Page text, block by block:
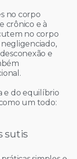
no corpo
crônico e à
no corpo
e
e do equilíbrio
um todo:
sutis